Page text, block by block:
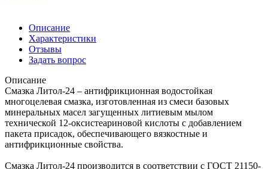
Описание
Характеристики
Отзывы
Задать вопрос
Описание
Смазка Литол-24 – антифрикционная водостойкая
многоцелевая смазка, изготовленная из смеси базовых
минеральных масел загущенных литиевым мылом
технической 12-оксистеариновой кислоты с добавлением
пакета присадок, обеспечивающего вязкостные и
антифрикционные свойства.
Смазка Литол-24 производится в соответствии с ГОСТ 21150-